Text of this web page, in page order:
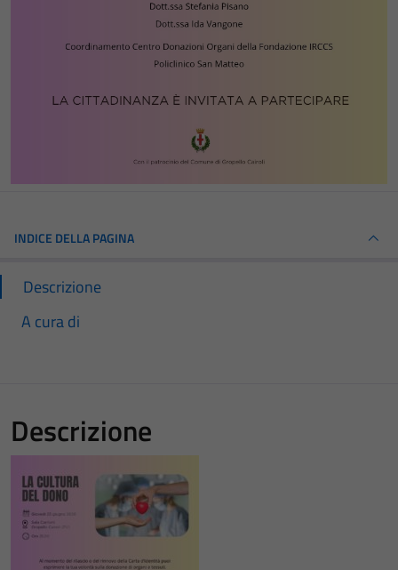
INDICE DELLA PAGINA
Descrizione
A cura di
Descrizione